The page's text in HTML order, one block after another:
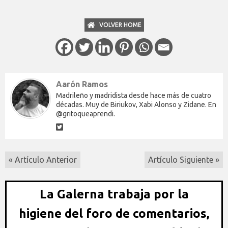
VOLVER HOME
Aarón Ramos
Madrileño y madridista desde hace más de cuatro
décadas. Muy de Biriukov, Xabi Alonso y Zidane. En
@gritoqueaprendi.
« Artículo Anterior Artículo Siguiente »
La Galerna trabaja por la
higiene del foro de comentarios,